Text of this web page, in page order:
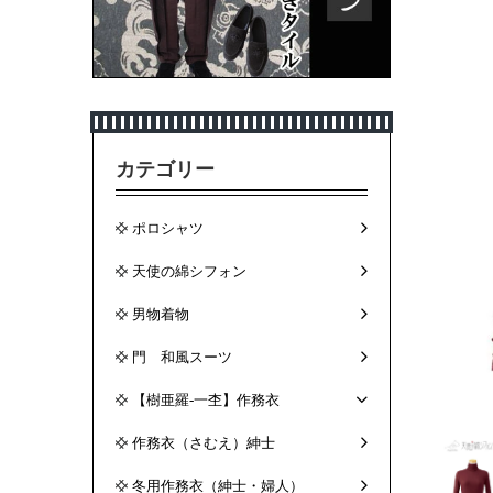
カテゴリー
ポロシャツ
天使の綿シフォン
男物着物
門 和風スーツ
【樹亜羅-一杢】作務衣
作務衣（さむえ）紳士
冬用作務衣（紳士・婦人）